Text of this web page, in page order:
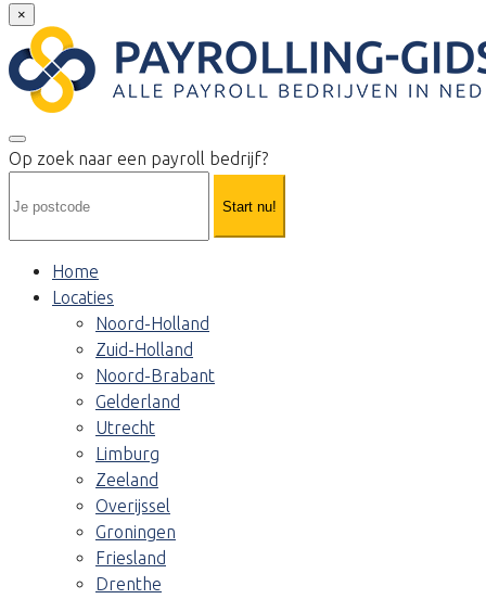
×
Op zoek naar een payroll bedrijf?
Start nu!
Home
Locaties
Noord-Holland
Zuid-Holland
Noord-Brabant
Gelderland
Utrecht
Limburg
Zeeland
Overijssel
Groningen
Friesland
Drenthe